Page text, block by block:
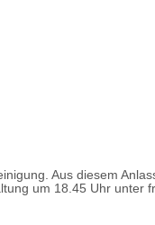
Aus diesem
um 18.45 Uhr unter